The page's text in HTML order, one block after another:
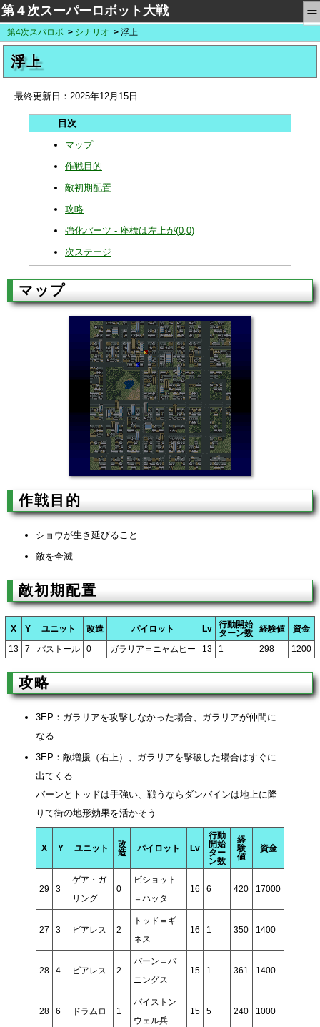
第４次スーパーロボット大戦 ≡
第4次スパロボ シナリオ 浮上
浮上
最終更新日： 2025年12月15日
マップ
作戦目的
敵初期配置
攻略
強化パーツ - 座標は左上が(0,0)
次ステージ
マップ
作戦目的
ショウが生き延びること
敵を全滅
敵初期配置
X Y ユニット 改造 パイロット Lv
行動開始
ターン数
経験値
資金
13
7 バストール 0 ガラリア＝ニャムヒー 13 1 298 1200
攻略
3EP：ガラリアを攻撃しなかった場合、ガラリアが仲間に
なる
3EP：敵増援（右上）、ガラリアを撃破した場合はすぐに
出てくる
バーンとトッドは手強い、戦うならダンバインは地上に降
りて街の地形効果を活かそう
X Y ユニット
改
造
パイロット Lv
行動
開始
ター
ン数
経
験
値
資金
29 3
ゲア・ガ
リング
0
ビショット
＝ハッタ
16 6 420 17000
27 3 ビアレス 2
トッド＝ギ
ネス
16 1 350 1400
28 4 ビアレス 2
バーン＝バ
ニングス
15 1 361 1400
28 6 ドラムロ 1
バイストン
ウェル兵
15 5 240 1000